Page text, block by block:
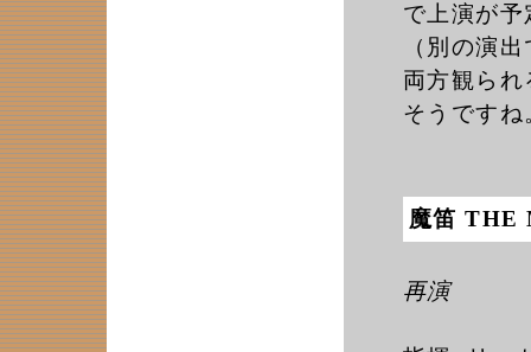
で上演が予
（別の演
両方観ら
そうですね
魔笛 THE
再演